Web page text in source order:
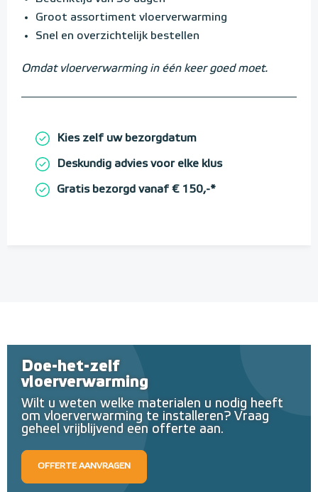
Groot assortiment vloerverwarming
Snel en overzichtelijk bestellen
Omdat vloerverwarming in één keer goed moet.
Kies zelf uw bezorgdatum
Deskundig advies voor elke klus
Gratis bezorgd vanaf € 150,-*
Doe-het-zelf
vloerverwarming
Wilt u weten welke materialen u nodig heeft
om vloerverwarming te installeren? Vraag
geheel vrijblijvend een offerte aan.
OFFERTE AANVRAGEN